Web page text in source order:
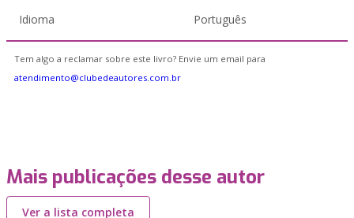
Idioma Português
Tem algo a reclamar sobre este livro? Envie um email para
atendimento@clubedeautores.com.br
Mais publicações desse autor
Ver a lista completa